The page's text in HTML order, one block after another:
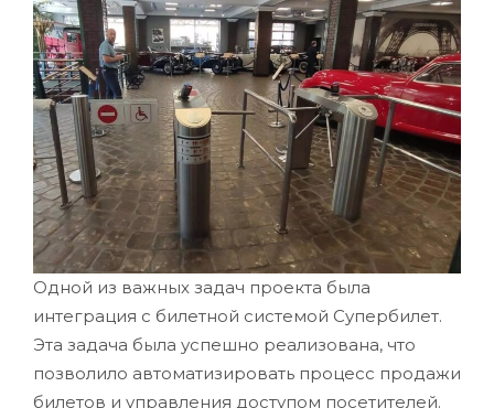
Одной из важных задач проекта была
интеграция с билетной системой Супербилет.
Эта задача была успешно реализована, что
позволило автоматизировать процесс продажи
билетов и управления доступом посетителей.